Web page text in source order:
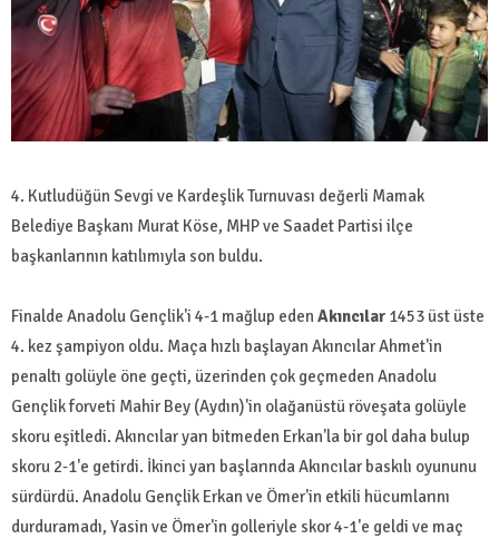
4. Kutludüğün Sevgi ve Kardeşlik Turnuvası değerli Mamak
Belediye Başkanı Murat Köse, MHP ve Saadet Partisi ilçe
başkanlarının katılımıyla son buldu.
Finalde Anadolu Gençlik'i 4-1 mağlup eden Akıncılar 1453 üst üste
4. kez şampiyon oldu. Maça hızlı başlayan Akıncılar Ahmet'in
penaltı golüyle öne geçti, üzerinden çok geçmeden Anadolu
Gençlik forveti Mahir Bey (Aydın)'in olağanüstü röveşata golüyle
skoru eşitledi. Akıncılar yarı bitmeden Erkan'la bir gol daha bulup
skoru 2-1'e getirdi. İkinci yarı başlarında Akıncılar baskılı oyununu
sürdürdü. Anadolu Gençlik Erkan ve Ömer'in etkili hücumlarını
durduramadı, Yasin ve Ömer'in golleriyle skor 4-1'e geldi ve maç